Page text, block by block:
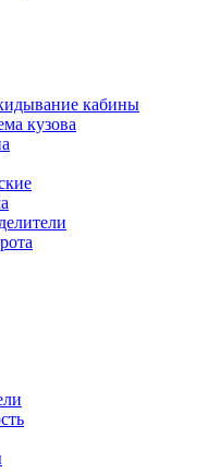
кабины
кузова